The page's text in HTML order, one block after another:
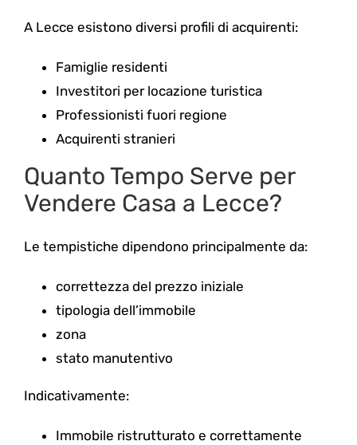
A Lecce esistono diversi profili di acquirenti:
Famiglie residenti
Investitori per locazione turistica
Professionisti fuori regione
Acquirenti stranieri
Quanto Tempo Serve per
Vendere Casa a Lecce?
Le tempistiche dipendono principalmente da:
correttezza del prezzo iniziale
tipologia dell’immobile
zona
stato manutentivo
Indicativamente:
Immobile ristrutturato e correttamente